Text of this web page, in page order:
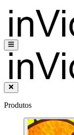
Produtos